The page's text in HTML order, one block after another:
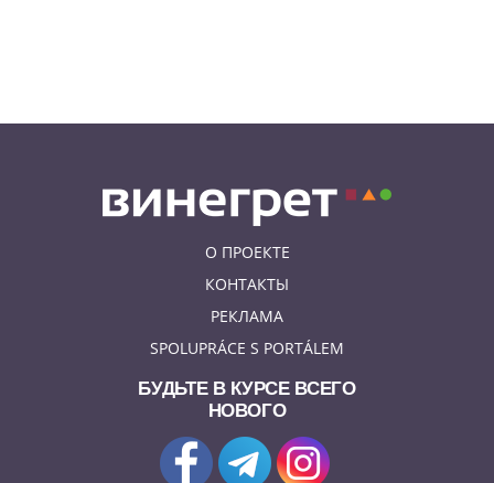
О ПРОЕКТЕ
КОНТАКТЫ
РЕКЛАМА
SPOLUPRÁCE S PORTÁLEM
БУДЬТЕ В КУРСЕ ВСЕГО
НОВОГО